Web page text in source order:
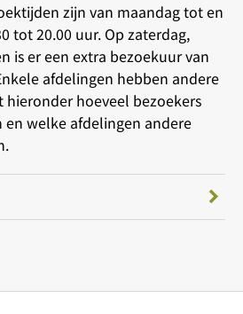
zijn van maandag tot en
tot 20.00 uur. Op zaterdag,
is er een extra bezoekuur van
afdelingen hebben andere
hieronder hoeveel bezoekers
welke afdelingen andere